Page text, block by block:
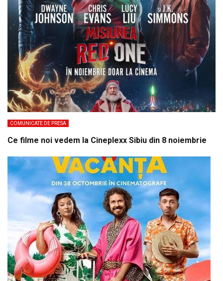
COMUNICATE DE PRESA
Ce filme noi vedem la Cineplexx Sibiu din 8 noiembrie